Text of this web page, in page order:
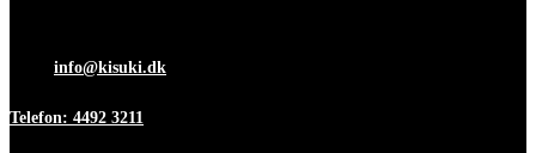
info@kisuki.dk
Telefon: 4492 3211